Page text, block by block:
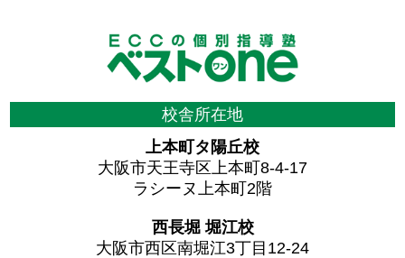
校舎所在地
上本町タ陽丘校
大阪市天王寺区上本町8-4-17
ラシーヌ上本町2階
西長堀 堀江校
大阪市西区南堀江3丁目12-24